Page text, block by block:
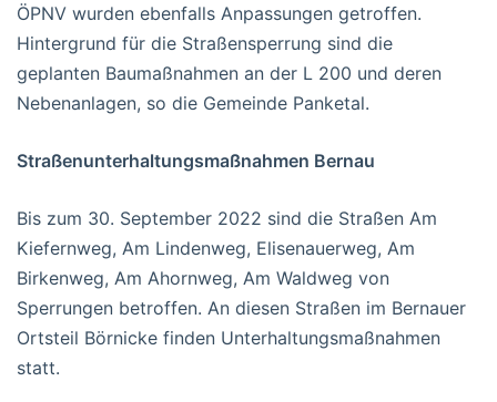
ÖPNV wurden ebenfalls Anpassungen getroffen.
Hintergrund für die Straßensperrung sind die
geplanten Baumaßnahmen an der L 200 und deren
Nebenanlagen, so die Gemeinde Panketal.
Straßenunterhaltungsmaßnahmen Bernau
Bis zum 30. September 2022 sind die Straßen Am
Kiefernweg, Am Lindenweg, Elisenauerweg, Am
Birkenweg, Am Ahornweg, Am Waldweg von
Sperrungen betroffen. An diesen Straßen im Bernauer
Ortsteil Börnicke finden Unterhaltungsmaßnahmen
statt.